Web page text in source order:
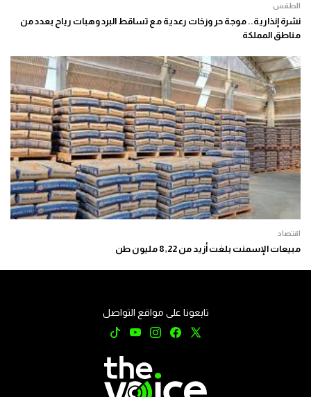
الطقس
نشرة إنذارية.. موجة حر وزخات رعدية مع تساقط البرد وهبات رياح بعدد من
مناطق المملكة
اقتصاد
مبيعات الإسمنت بلغت أزيد من 8,22 مليون طن
تابعونا على مواقع التواصل